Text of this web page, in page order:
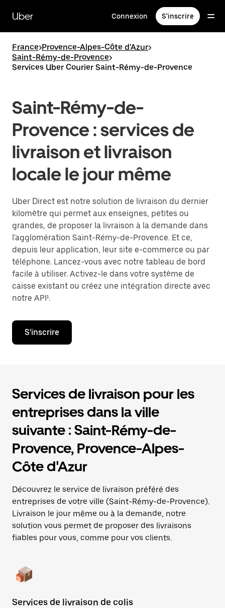
contenu
principal
Uber Connexion S'inscrire
France>Provence-Alpes-Côte d'Azur>
Saint-Rémy-de-Provence>
Services Uber Courier Saint-Rémy-de-Provence
Saint-Rémy-de-
Provence : services de
livraison et livraison
locale le jour même
Uber Direct est notre solution de livraison du dernier
kilomètre qui permet aux enseignes, petites ou
grandes, de proposer la livraison à la demande dans
l'agglomération Saint-Rémy-de-Provence. Et ce,
depuis leur application, leur site e-commerce ou par
téléphone. Lancez-vous avec notre tableau de bord
facile à utiliser. Activez-le dans votre système de
caisse existant ou créez une intégration directe avec
notre API¹.
S'inscrire
Services de livraison pour les
entreprises dans la ville
suivante : Saint-Rémy-de-
Provence, Provence-Alpes-
Côte d'Azur
Découvrez le service de livraison préféré des
entreprises de votre ville (Saint-Rémy-de-Provence).
Livraison le jour même ou à la demande, notre
solution vous permet de proposer des livraisons
fiables pour vous, comme pour vos clients.
Services de livraison de colis